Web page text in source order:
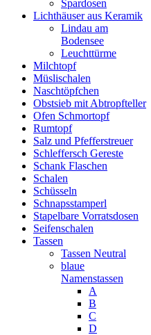
Spardosen
Lichthäuser aus Keramik
Lindau am
Bodensee
Leuchttürme
Milchtopf
Müslischalen
Naschtöpfchen
Obstsieb mit Abtropfteller
Ofen Schmortopf
Rumtopf
Salz und Pfefferstreuer
Schleffersch Gereste
Schank Flaschen
Schalen
Schüsseln
Schnapsstamperl
Stapelbare Vorratsdosen
Seifenschalen
Tassen
Tassen Neutral
blaue
Namenstassen
A
B
C
D